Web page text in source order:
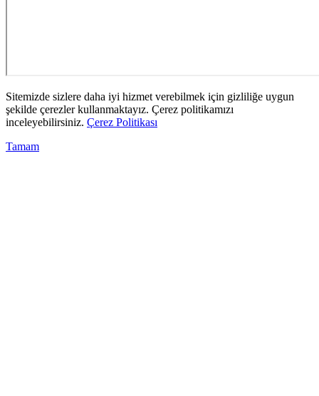
Sitemizde sizlere daha iyi hizmet verebilmek için gizliliğe uygun
şekilde çerezler kullanmaktayız. Çerez politikamızı
inceleyebilirsiniz. Çerez Politikası
Tamam